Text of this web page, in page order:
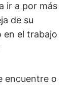
ir a por más
de su
el trabajo
encuentre o